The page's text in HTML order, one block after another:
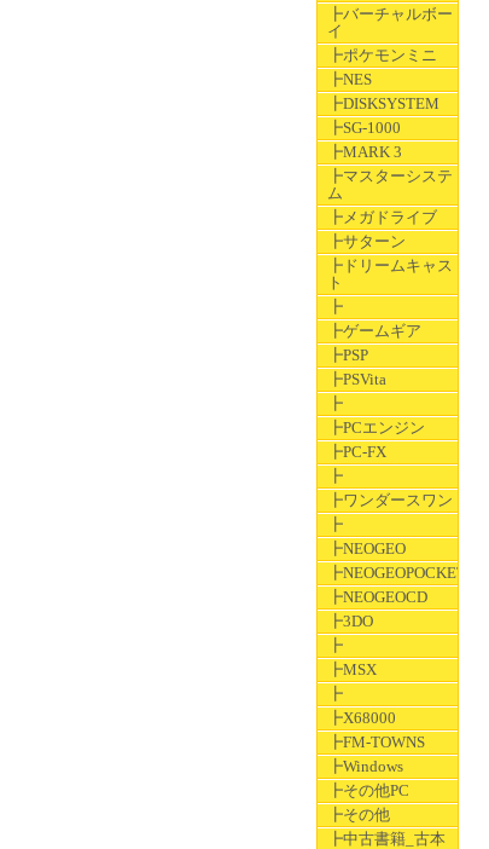
┣バーチャルボー
イ
┣ポケモンミニ
┣NES
┣DISKSYSTEM
┣SG-1000
┣MARK 3
┣マスターシステ
ム
┣メガドライブ
┣サターン
┣ドリームキャス
ト
┣
┣ゲームギア
┣PSP
┣PSVita
┣
┣PCエンジン
┣PC-FX
┣
┣ワンダースワン
┣
┣NEOGEO
┣NEOGEOPOCKET
┣NEOGEOCD
┣3DO
┣
┣MSX
┣
┣X68000
┣FM-TOWNS
┣Windows
┣その他PC
┣その他
┣中古書籍_古本